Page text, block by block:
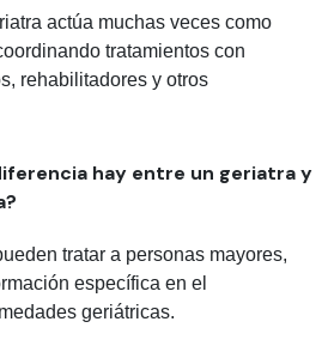
actúa muchas veces como
tratamientos con
rehabilitadores y otros
hay entre un geriatra y
tratar a personas mayores,
específica en el
geriátricas.